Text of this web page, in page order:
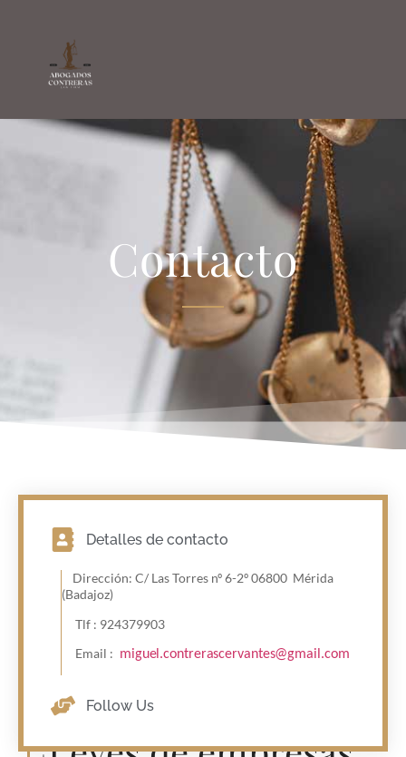
Contacto
Contacto
Detalles de contacto
Dirección: C/ Las Torres nº 6-2º 06800 Mérida
(Badajoz)
Tlf : 924379903
Email : miguel.contrerascervantes@gmail.com
Follow Us